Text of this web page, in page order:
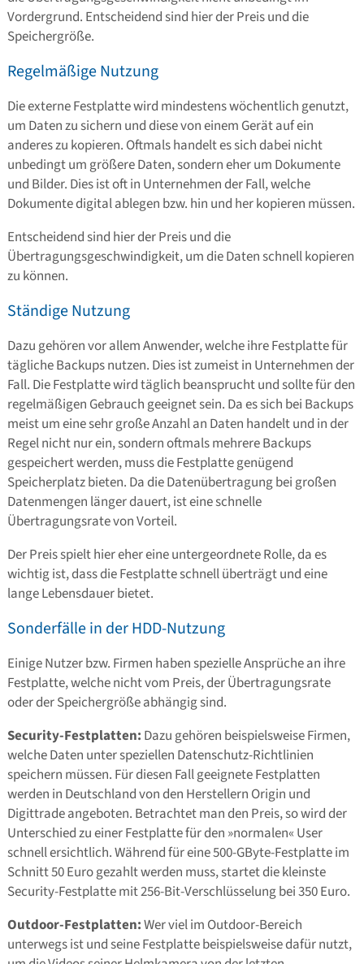
Vordergrund. Entscheidend sind hier der Preis und die
Speichergröße.
Regelmäßige Nutzung
Die externe Festplatte wird mindestens wöchentlich genutzt,
um Daten zu sichern und diese von einem Gerät auf ein
anderes zu kopieren. Oftmals handelt es sich dabei nicht
unbedingt um größere Daten, sondern eher um Dokumente
und Bilder. Dies ist oft in Unternehmen der Fall, welche
Dokumente digital ablegen bzw. hin und her kopieren müssen.
Entscheidend sind hier der Preis und die
Übertragungsgeschwindigkeit, um die Daten schnell kopieren
zu können.
Ständige Nutzung
Dazu gehören vor allem Anwender, welche ihre Festplatte für
tägliche Backups nutzen. Dies ist zumeist in Unternehmen der
Fall. Die Festplatte wird täglich beansprucht und sollte für den
regelmäßigen Gebrauch geeignet sein. Da es sich bei Backups
meist um eine sehr große Anzahl an Daten handelt und in der
Regel nicht nur ein, sondern oftmals mehrere Backups
gespeichert werden, muss die Festplatte genügend
Speicherplatz bieten. Da die Datenübertragung bei großen
Datenmengen länger dauert, ist eine schnelle
Übertragungsrate von Vorteil.
Der Preis spielt hier eher eine untergeordnete Rolle, da es
wichtig ist, dass die Festplatte schnell überträgt und eine
lange Lebensdauer bietet.
Sonderfälle in der HDD-Nutzung
Einige Nutzer bzw. Firmen haben spezielle Ansprüche an ihre
Festplatte, welche nicht vom Preis, der Übertragungsrate
oder der Speichergröße abhängig sind.
Security-Festplatten: Dazu gehören beispielsweise Firmen,
welche Daten unter speziellen Datenschutz-Richtlinien
speichern müssen. Für diesen Fall geeignete Festplatten
werden in Deutschland von den Herstellern Origin und
Digittrade angeboten. Betrachtet man den Preis, so wird der
Unterschied zu einer Festplatte für den »normalen« User
schnell ersichtlich. Während für eine 500-GByte-Festplatte im
Schnitt 50 Euro gezahlt werden muss, startet die kleinste
Security-Festplatte mit 256-Bit-Verschlüsselung bei 350 Euro.
Outdoor-Festplatten:Wer viel im Outdoor-Bereich
unterwegs ist und seine Festplatte beispielsweise dafür nutzt,